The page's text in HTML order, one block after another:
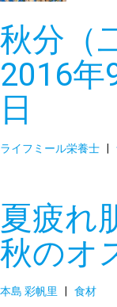
秋分（
2016年
日
ライフミール栄養士 |
夏疲れ
秋のオ
本島 彩帆里 | 食材